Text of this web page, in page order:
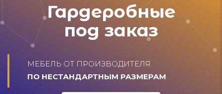
Гардеробные
под заказ
МЕБЕЛЬ ОТ ПРОИЗВОДИТЕЛЯ
ПО НЕСТАНДАРТНЫМ РАЗМЕРАМ